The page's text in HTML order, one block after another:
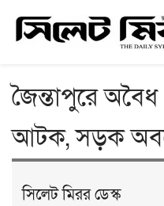
জৈন্তাপুরে
আটক, সড়ক
সিলেট মিরর ডেস্ক